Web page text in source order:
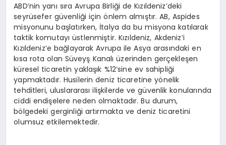
ABD’nin yanı sıra Avrupa Birliği de Kızıldeniz’deki
seyrüsefer güvenliği için önlem almıştır. AB, Aspides
misyonunu başlatırken, İtalya da bu misyona katılarak
taktik komutayı üstlenmiştir. Kızıldeniz, Akdeniz’i
Kızıldeniz’e bağlayarak Avrupa ile Asya arasındaki en
kısa rota olan Süveyş Kanalı üzerinden gerçekleşen
küresel ticaretin yaklaşık %12’sine ev sahipliği
yapmaktadır. Husilerin deniz ticaretine yönelik
tehditleri, uluslararası ilişkilerde ve güvenlik konularında
ciddi endişelere neden olmaktadır. Bu durum,
bölgedeki gerginliği artırmakta ve deniz ticaretini
olumsuz etkilemektedir.